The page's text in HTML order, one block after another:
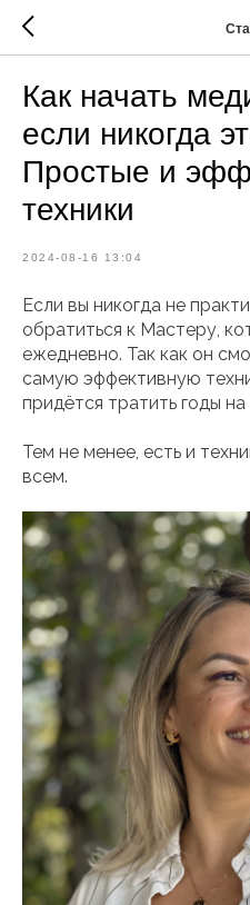
Как начать
если никогда
Простые и
техники
2024-08-16 13:04
Если вы никогда не
обратиться к Мастеру,
ежедневно. Так как он
самую эффективную
придётся тратить годы
Тем не менее, есть и
всем.